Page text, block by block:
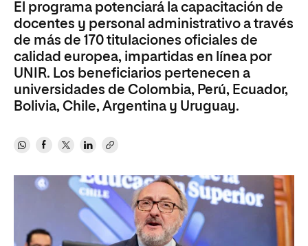
El programa potenciará la capacitación de
docentes y personal administrativo a través
de más de 170 titulaciones oficiales de
calidad europea, impartidas en línea por
UNIR. Los beneficiarios pertenecen a
universidades de Colombia, Perú, Ecuador,
Bolivia, Chile, Argentina y Uruguay.